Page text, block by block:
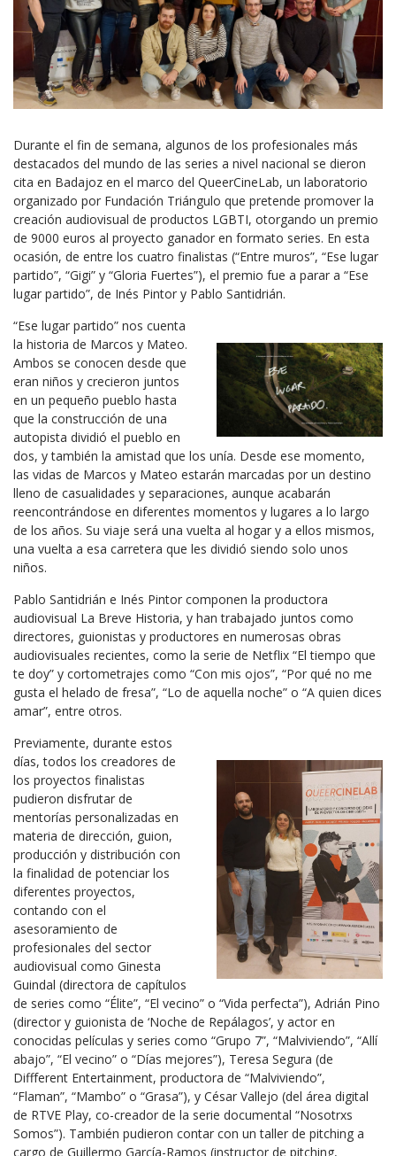
Durante el fin de semana, algunos de los profesionales más
destacados del mundo de las series a nivel nacional se dieron
cita en Badajoz en el marco del QueerCineLab, un laboratorio
organizado por Fundación Triángulo que pretende promover la
creación audiovisual de productos LGBTI, otorgando un premio
de 9000 euros al proyecto ganador en formato series. En esta
ocasión, de entre los cuatro finalistas (“Entre muros”, “Ese lugar
partido”, “Gigi” y “Gloria Fuertes”), el premio fue a parar a “Ese
lugar partido”, de Inés Pintor y Pablo Santidrián.
“Ese lugar partido” nos cuenta
la historia de Marcos y Mateo.
Ambos se conocen desde que
eran niños y crecieron juntos
en un pequeño pueblo hasta
que la construcción de una
autopista dividió el pueblo en
dos, y también la amistad que los unía. Desde ese momento,
las vidas de Marcos y Mateo estarán marcadas por un destino
lleno de casualidades y separaciones, aunque acabarán
reencontrándose en diferentes momentos y lugares a lo largo
de los años. Su viaje será una vuelta al hogar y a ellos mismos,
una vuelta a esa carretera que les dividió siendo solo unos
niños.
Pablo Santidrián e Inés Pintor componen la productora
audiovisual La Breve Historia, y han trabajado juntos como
directores, guionistas y productores en numerosas obras
audiovisuales recientes, como la serie de Netflix “El tiempo que
te doy” y cortometrajes como “Con mis ojos”, “Por qué no me
gusta el helado de fresa”, “Lo de aquella noche” o “A quien dices
amar”, entre otros.
Previamente, durante estos
días, todos los creadores de
los proyectos finalistas
pudieron disfrutar de
mentorías personalizadas en
materia de dirección, guion,
producción y distribución con
la finalidad de potenciar los
diferentes proyectos,
contando con el
asesoramiento de
profesionales del sector
audiovisual como Ginesta
Guindal (directora de capítulos
de series como “Élite”, “El vecino” o “Vida perfecta”), Adrián Pino
(director y guionista de ‘Noche de Repálagos’, y actor en
conocidas películas y series como “Grupo 7”, “Malviviendo”, “Allí
abajo”, “El vecino” o “Días mejores”), Teresa Segura (de
Diffferent Entertainment, productora de “Malviviendo”,
“Flaman”, “Mambo” o “Grasa”), y César Vallejo (del área digital
de RTVE Play, co-creador de la serie documental “Nosotrxs
Somos”). También pudieron contar con un taller de pitching a
cargo de Guillermo García-Ramos (instructor de pitching,